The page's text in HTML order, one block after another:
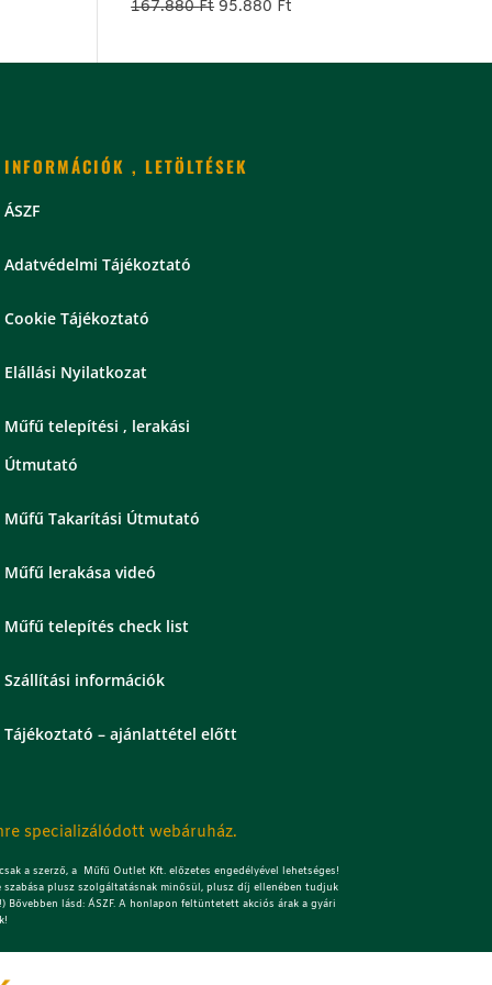
167.880Ft Original
95.880 Ft
INFORMÁCIÓK , LETÖLTÉSEK
ÁSZF
Adatvédelmi Tájékoztató
Cookie Tájékoztató
Elállási Nyilatkozat
Műfű telepítési , lerakási
Útmutató
Műfű Takarítási Útmutató
Műfű lerakása videó
Műfű telepítés check list
Szállítási információk
Tájékoztató – ajánlattétel előtt
specializálódott webáruház.
a szerző, a Műfű Outlet Kft. előzetes engedélyével lehetséges!
plusz szolgáltatásnak minősül, plusz díj ellenében tudjuk
lásd: ÁSZF. A honlapon feltüntetett akciós árak a gyári